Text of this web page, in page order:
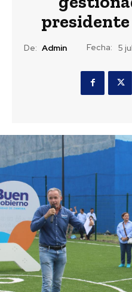
De: Admin Fecha: 5